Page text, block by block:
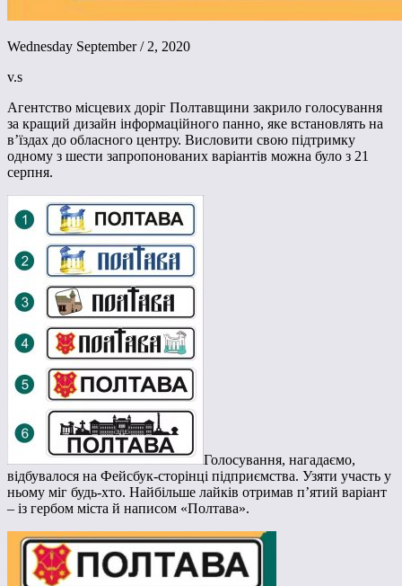
Wednesday September / 2, 2020
v.s
Агентство місцевих доріг Полтавщини закрило голосування
за кращий дизайн інформаційного панно, яке встановлять на
в’їздах до обласного центру. Висловити свою підтримку
одному з шести запропонованих варіантів можна було з 21
серпня.
Голосування, нагадаємо,
відбувалося на Фейсбук-сторінці підприємства. Узяти участь у
ньому міг будь-хто. Найбільше лайків отримав п’ятий варіант
– із гербом міста й написом «Полтава».